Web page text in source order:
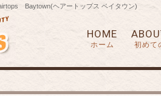
Baytown(ヘアートップス ベイタウン)
HOME
ホーム 初めて